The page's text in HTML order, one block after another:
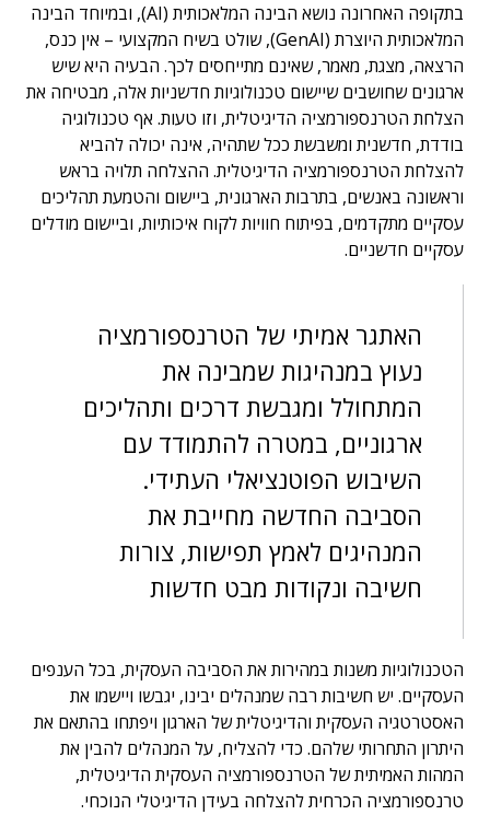
בתקופה האחרונה נושא הבינה המלאכותית (AI), ובמיוחד הבינה
המלאכותית היוצרת (GenAI), שולט בשיח המקצועי – אין כנס,
הרצאה, מצגת, מאמר, שאינם מתייחסים לכך. הבעיה היא שיש
ארגונים שחושבים שיישום טכנולוגיות חדשניות אלה, מבטיחה את
הצלחת הטרנספורמציה הדיגיטלית, וזו טעות. אף טכנולוגיה
בודדת, חדשנית ומשבשת ככל שתהיה, אינה יכולה להביא
להצלחת הטרנספורמציה הדיגיטלית. ההצלחה תלויה בראש
וראשונה באנשים, בתרבות הארגונית, ביישום והטמעת תהליכים
עסקיים מתקדמים, בפיתוח חוויות לקוח איכותיות, וביישום מודלים
עסקיים חדשניים.
האתגר אמיתי של הטרנספורמציה
נעוץ במנהיגות שמבינה את
המתחולל ומגבשת דרכים ותהליכים
ארגוניים, במטרה להתמודד עם
השיבוש הפוטנציאלי העתידי.
הסביבה החדשה מחייבת את
המנהיגים לאמץ תפישות, צורות
חשיבה ונקודות מבט חדשות
הטכנולוגיות משנות במהירות את הסביבה העסקית, בכל הענפים
העסקיים. יש חשיבות רבה שמנהלים יבינו, יגבשו ויישמו את
האסטרטגיה העסקית והדיגיטלית של הארגון ויפתחו בהתאם את
היתרון התחרותי שלהם. כדי להצליח, על המנהלים להבין את
המהות האמיתית של הטרנספורמציה העסקית הדיגיטלית,
טרנספורמציה הכרחית להצלחה בעידן הדיגיטלי הנוכחי.